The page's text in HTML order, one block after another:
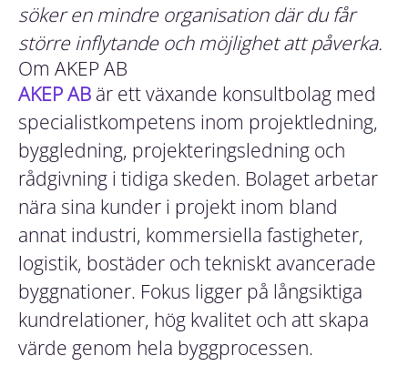
söker en mindre organisation där du får
större inflytande och möjlighet att påverka.
Om AKEP AB
AKEP AB är ett växande konsultbolag med
specialistkompetens inom projektledning,
byggledning, projekteringsledning och
rådgivning i tidiga skeden. Bolaget arbetar
nära sina kunder i projekt inom bland
annat industri, kommersiella fastigheter,
logistik, bostäder och tekniskt avancerade
byggnationer. Fokus ligger på långsiktiga
kundrelationer, hög kvalitet och att skapa
värde genom hela byggprocessen.